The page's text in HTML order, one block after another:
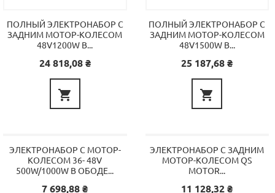
ПОЛНЫЙ ЭЛЕКТРОНАБОР С
ЗАДНИМ МОТОР-КОЛЕСОМ
48V1200W В...
Цена
24 818,08 ₴

ПОЛНЫЙ ЭЛЕКТРОНАБОР С
ЗАДНИМ МОТОР-КОЛЕСОМ
48V1500W В...
Цена
25 187,68 ₴

ЭЛЕКТРОНАБОР С МОТОР-
КОЛЕСОМ 36- 48V
500W/1000W В ОБОДЕ...
Цена
7 698,88 ₴
ЭЛЕКТРОНАБОР С ЗАДНИМ
МОТОР-КОЛЕСОМ QS
MOTOR...
Цена
11 128,32 ₴